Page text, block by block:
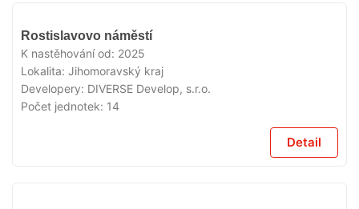
Rostislavovo náměstí
K nastěhování od: 2025
Lokalita: Jihomoravský kraj
Developery: DIVERSE Develop, s.r.o.
Počet jednotek: 14
Detail